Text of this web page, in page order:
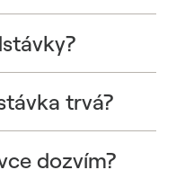
trvá?
dozvím?